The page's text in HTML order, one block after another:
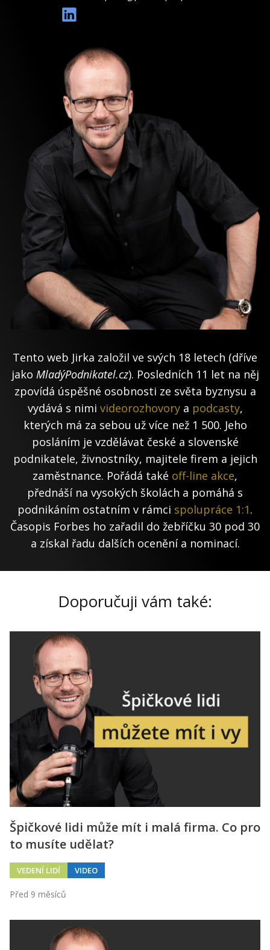
Tento web Jirka založil ve svých 18 letech (dříve
jako MladýPodnikatel.cz). Posledních 11 let na něj
zpovídá úspěšné osobnosti ze světa byznysu a
vydává s nimi videorozhovorya podcasty,
kterých má za sebou už více než 1 500. Jeho
posláním je vzdělávat české a slovenské
podnikatele, živnostníky, majitele firem a jejich
zaměstnance. Pořádá také off-line akce,
přednáší na vysokých školách a pomáhá s
podnikáním ostatním v rámci spolupráce 1:1.
Časopis Forbes ho zařadil do žebříčku 30 pod 30
a získal řadu dalších ocenění a nominací.
Doporučuji vám také:
Špičkové lidi může mít i malá firma. Co pro
to musíte udělat?
VEDENÍ LIDÍ VIDEO
Před 9 měsíců